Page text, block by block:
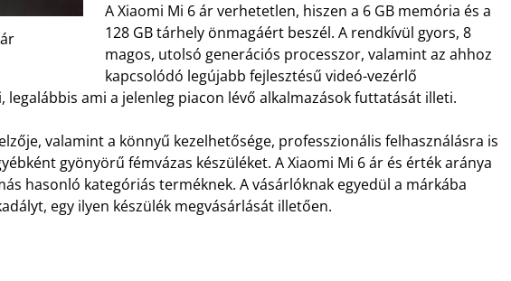
A Xiaomi Mi 6 ár verhetetlen, hiszen a 6 GB memória és a
128 GB tárhely önmagáért beszél. A rendkívül gyors, 8
magos, utolsó generációs processzor, valamint az ahhoz
kapcsolódó legújabb fejlesztésű videó-vezérlő
legalábbis ami a jelenleg piacon lévő alkalmazások futtatását illeti.
valamint a könnyű kezelhetősége, professzionális felhasználásra is
gyönyörű fémvázas készüléket. A Xiaomi Mi 6 ár és érték aránya
hasonló kategóriás terméknek. A vásárlóknak egyedül a márkába
egy ilyen készülék megvásárlását illetően.